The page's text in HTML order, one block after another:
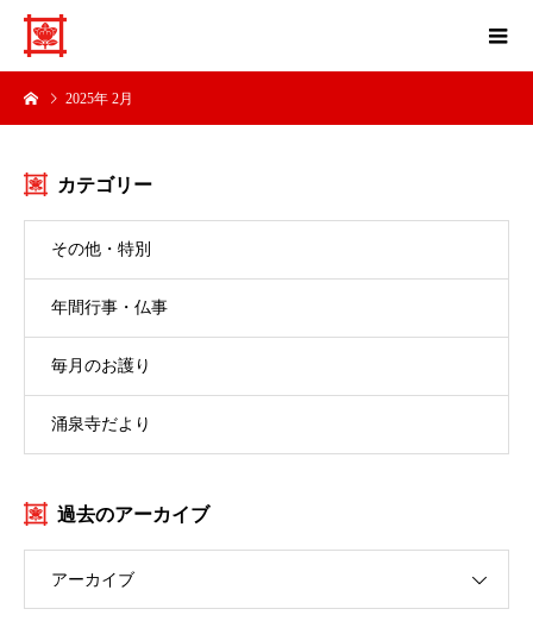
2025年 2月
カテゴリー
その他・特別
年間行事・仏事
毎月のお護り
涌泉寺だより
過去のアーカイブ
アーカイブ